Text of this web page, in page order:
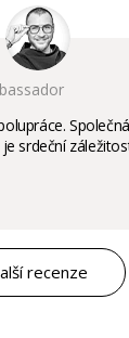
srdeční
recenze